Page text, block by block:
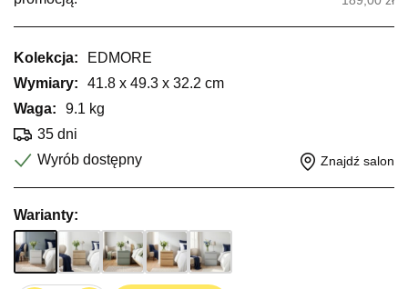
Kolekcja:
EDMORE
Wymiary:
41.8 x 49.3 x 32.2 cm
Waga:
9.1 kg
35 dni
Wyrób dostępny
Znajdź salon
Warianty: